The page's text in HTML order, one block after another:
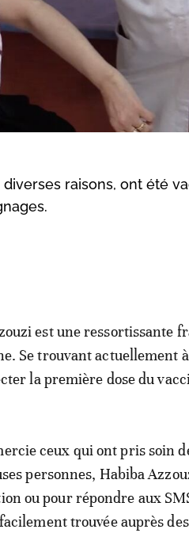
raisons, ont été
est une ressortissante
Se trouvant actuellement
la première dose du
ceux qui ont pris soin
personnes, Habiba
ou pour répondre aux
trouvée auprès